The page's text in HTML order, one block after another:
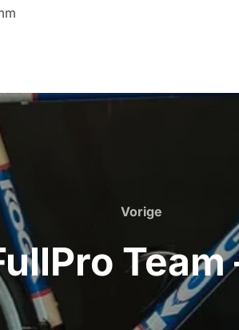
Vorige
Vorige
Team